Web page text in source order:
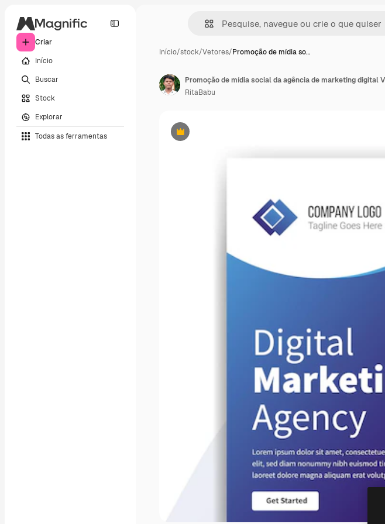
Criar
Início
Buscar
Stock
Explorar
Todas as ferramentas
Início/stock/Vetores/Promoção de mídia so…
Premium
RitaBabu